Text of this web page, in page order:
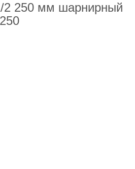
2 250 мм шарнирный